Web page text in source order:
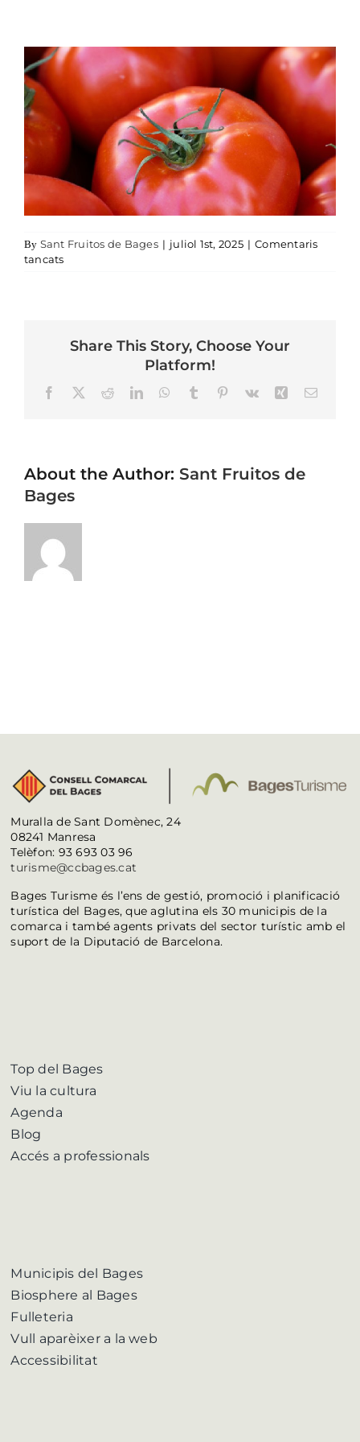
By Sant Fruitos de Bages | juliol 1st, 2025 | Comentaris
tancatsa 2025_07 MT- TOMÀQUET (cc FREE)
Share This Story, Choose Your
Platform!
FacebookRedditLinkedInWhatsApp
TumblrPinterest
Vk XingEmail
About the Author: Sant Fruitos de
Bages
Muralla de Sant Domènec, 24
08241 Manresa
Telèfon: 93 693 03 96
turisme@ccbages.cat
Bages Turisme és l’ens de gestió, promoció i planificació
turística del Bages, que aglutina els 30 municipis de la
comarca i també agents privats del sector turístic amb el
suport de la Diputació de Barcelona.
Top del Bages
Viu la cultura
Agenda
Blog
Accés a professionals
Municipis del Bages
Biosphere al Bages
Fulleteria
Vull aparèixer a la web
Accessibilitat